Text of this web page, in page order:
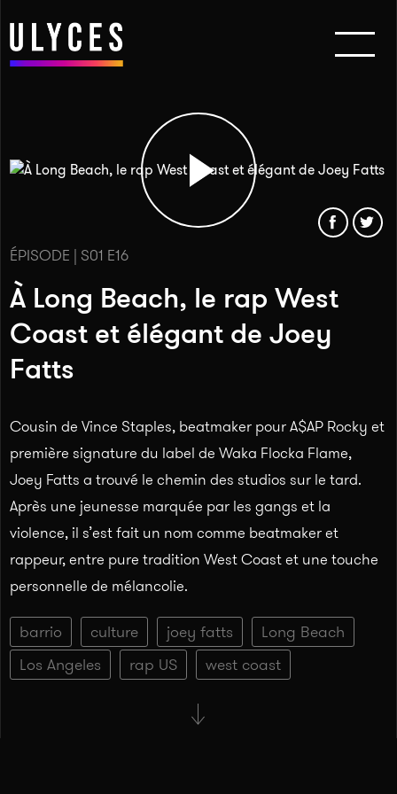
ÉPISODE | S01 E16
À Long Beach, le rap West
Coast et élégant de Joey
Fatts
Cousin de Vince Staples, beatmaker pour A$AP Rocky et
première signature du label de Waka Flocka Flame,
Joey Fatts a trouvé le chemin des studios sur le tard.
Après une jeunesse marquée par les gangs et la
violence, il s’est fait un nom comme beatmaker et
rappeur, entre pure tradition West Coast et une touche
personnelle de mélancolie.
barrio culture joey fatts
Long Beach
Los Angeles
rap US west coast